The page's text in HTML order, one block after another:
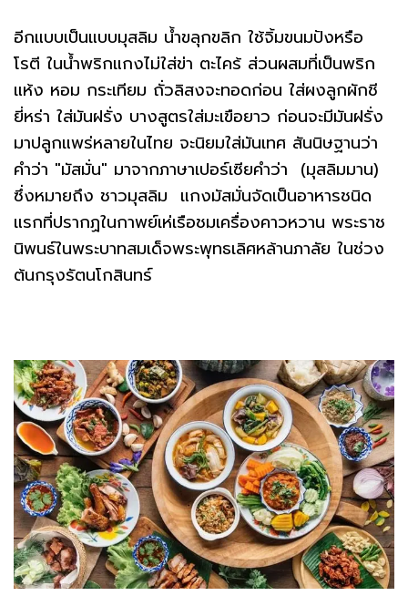
อีกแบบเป็นแบบมุสลิม น้ำขลุกขลิก ใช้จิ้มขนมปังหรือ
โรตี ในน้ำพริกแกงไม่ใส่ข่า ตะไคร้ ส่วนผสมที่เป็นพริก
แห้ง หอม กระเทียม ถั่วลิสงจะทอดก่อน ใส่ผงลูกผักชี
ยี่หร่า ใส่มันฝรั่ง บางสูตรใส่มะเขือยาว ก่อนจะมีมันฝรั่ง
มาปลูกแพร่หลายในไทย จะนิยมใส่มันเทศ สันนิษฐานว่า
คำว่า "มัสมั่น" มาจากภาษาเปอร์เซียคำว่า (มุสลิมมาน)
ซึ่งหมายถึง ชาวมุสลิม แกงมัสมั่นจัดเป็นอาหารชนิด
แรกที่ปรากฏในกาพย์เห่เรือชมเครื่องคาวหวาน พระราช
นิพนธ์ในพระบาทสมเด็จพระพุทธเลิศหล้านภาลัย ในช่วง
ต้นกรุงรัตนโกสินทร์